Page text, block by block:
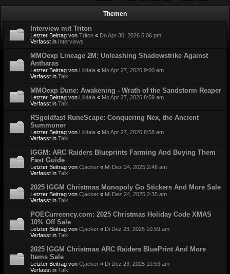
Themen
Interview mit Triton
Letzter Beitrag von Triton « Do Apr 30, 2026 5:06 pm
Verfasst in Interviews
MMOexp Lineage 2M: Unleashing Shadowstrike Against
Antharas
Letzter Beitrag von Lilidala « Mo Apr 27, 2026 9:00 am
Verfasst in Talk
MMOexp Dune: Awakening - Wrath of the Sandstorm Reaper
Letzter Beitrag von Lilidala « Mo Apr 27, 2026 8:59 am
Verfasst in Talk
RSgoldfast RuneScape: Conquering Nex, the Ancient
Summoner
Letzter Beitrag von Lilidala « Mo Apr 27, 2026 8:58 am
Verfasst in Talk
IGGM: ARC Raiders Blueprints Farming And Buying Them
Fast Guide
Letzter Beitrag von Cjacker « Mi Dez 24, 2025 2:48 am
Verfasst in Talk
2025 IGGM Christmas Monopoly Go Stickers And More Sale
Letzter Beitrag von Cjacker « Mi Dez 24, 2025 2:35 am
Verfasst in Talk
POECurreency.com: 2025 Christmas Holiday Code XMAS
10% Off Sale
Letzter Beitrag von Cjacker « Di Dez 23, 2025 10:59 am
Verfasst in Talk
2025 IGGM Christmas ARC Raiders BluePrint And More
Items Sale
Letzter Beitrag von Cjacker « Di Dez 23, 2025 10:53 am
Verfasst in Talk